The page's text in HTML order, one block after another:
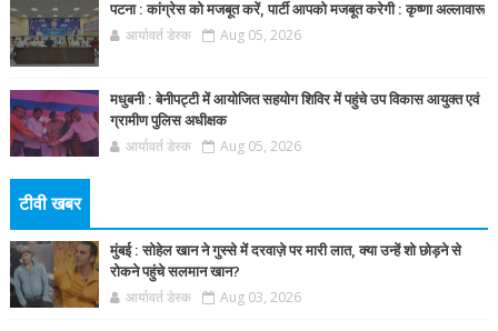
पटना : कांग्रेस को मजबूत करें, पार्टी आपको मजबूत करेगी : कृष्णा अल्लावारू
आर्यावर्त डेस्क Aug 05, 2026
मधुबनी : बेनीपट्टी में आयोजित सहयोग शिविर में पहुंचे उप विकास आयुक्त एवं
ग्रामीण पुलिस अधीक्षक
आर्यावर्त डेस्क Aug 05, 2026
टीवी खबर
मुंबई : सोहेल खान ने गुस्से में दरवाज़े पर मारी लात, क्या उन्हें शो छोड़ने से
रोकने पहुंचे सलमान खान?
आर्यावर्त डेस्क Aug 03, 2026